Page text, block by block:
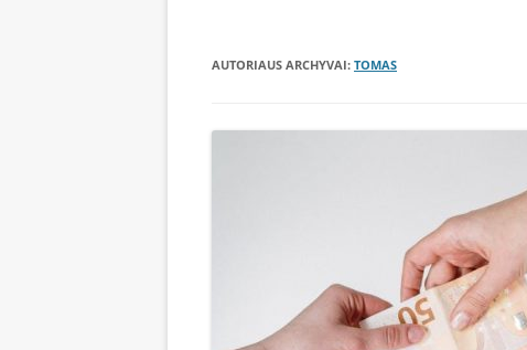
AUTORIAUS ARCHYVAI: TOMAS